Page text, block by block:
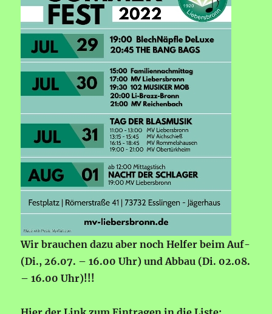
Wir brauchen dazu aber noch Helfer beim Auf-
(Di., 26.07. – 16.00 Uhr) und Abbau (Di. 02.08.
– 16.00 Uhr)!!!